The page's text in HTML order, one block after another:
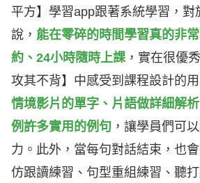
平方】學習app跟著系統學習，對
說， 能在零碎的時間學習真的非常
約、24小時隨時上課，實在很優
攻其不背】中感受到課程設計的
情境影片的單字、片語做詳細解析
例許多實用的例句 ，讓學員們可
力。此外，當每句對話結束，也
仿跟讀練習、句型重組練習、聽